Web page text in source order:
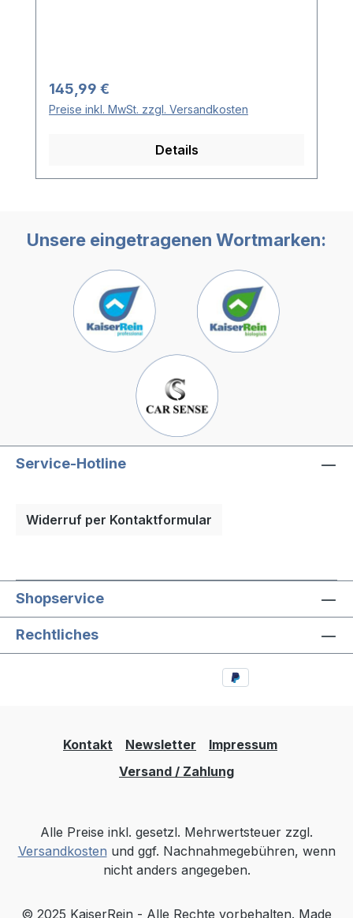
beseitigen. Schützen sie ihr hochwertiges
Whiteboard mit Whiteboardcleaner
Professional. Darüber hinaus kann das
Verschmutzungen, wie sie auf
Schulbänken, Schränken oder Türen
Kunststoffoberflächen auf Whiteboards
Sogar hartnäckige Verschmutzungen
durch Filzstift, Bleistift oder Permanent-
Stifte auch für alle anderen
Verschmutzungen, wie sie auf
Schulbänken, Schränken oder Türen
entstehen ANWENDUNG: Fläche oder
feuchtes Wisch- bzw. Microfasertuch
ansprühen, wischen. Verschmutztes
Tuch in Wasser spülen. Flächen feucht
klarwischen. Glasflächen trocken
nachwischen. Bei starker Verschmutzung
Fläche ansprühen, mit Tuch verteilen,
Regulärer Preis:
145,99 €
Preise inkl. MwSt. zzgl. Versandkosten
Details
Unsere eingetragenen Wortmarken:
Service-Hotline
Widerruf per Kontaktformular
Shopservice
Rechtliches
Kontakt Newsletter
Impressum
Versand / Zahlung
Alle Preise inkl. gesetzl. Mehrwertsteuer zzgl.
Versandkosten und ggf. Nachnahmegebühren, wenn
nicht anders angegeben.
© 2025 KaiserRein - Alle Rechte vorbehalten. Made